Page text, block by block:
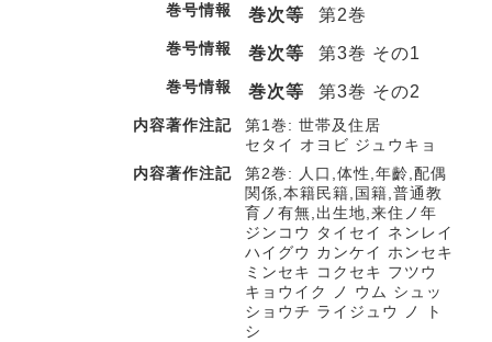
巻号情報 巻次等 第2巻
巻号情報 巻次等 第3巻 その1
巻号情報 巻次等 第3巻 その2
内容著作注記
第1巻: 世帯及住居
セタイ オヨビ ジュウキョ
内容著作注記
第2巻: 人口,体性,年齡,配偶
関係,本籍民籍,国籍,普通教
育ノ有無,出生地,来住ノ年
ジンコウ タイセイ ネンレイ
ハイグウ カンケイ ホンセキ
ミンセキ コクセキ フツウ
キョウイク ノ ウム シュッ
ショウチ ライジュウ ノ ト
シ